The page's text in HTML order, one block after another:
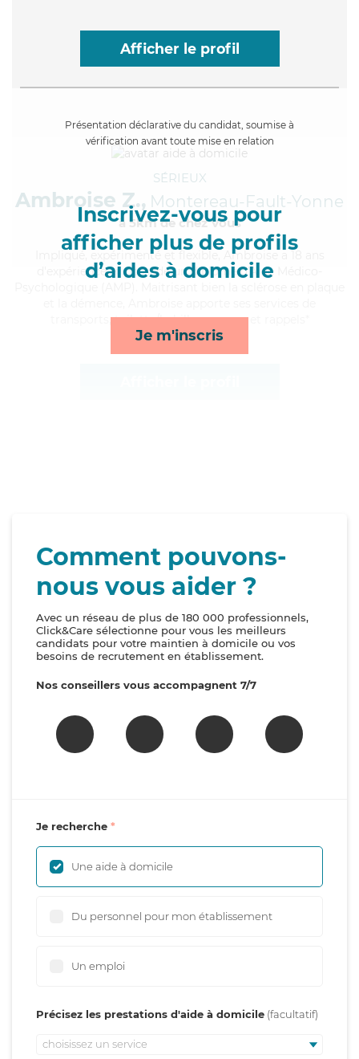
Afficher le profil
Présentation déclarative du candidat, soumise à
vérification avant toute mise en relation
Inscrivez-vous pour
afficher plus de profils
d’aides à domicile
Je m'inscris
SÉRIEUX
Ambroise Z., Montereau-Fault-Yonne
à 5km de chez Vous
, expérimenté et flexible, Ambroise a 18 ans
d'expérience et possède un diplôme d'Aide Médico-
transports, toilette/habillage, repas et rappels*
Comment pouvons-
nous vous aider ?
Avec un réseau de plus de 180 000 professionnels,
Click&Care sélectionne pour vous les meilleurs
candidats pour votre maintien à domicile ou vos
besoins de recrutement en établissement.
Nos conseillers vous accompagnent 7/7
Je recherche
Une aide à domicile
Du personnel pour mon établissement
Un emploi
Précisez les prestations d'aide à domicile
choisissez un service